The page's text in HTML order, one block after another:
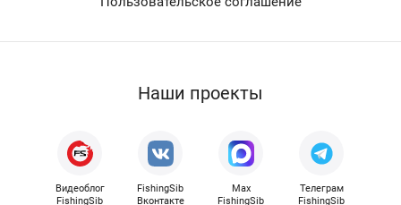
Наши проекты
Видеоблог
FishingSib
FishingSib
Вконтакте
Max
FishingSib
Телеграм
FishingSib